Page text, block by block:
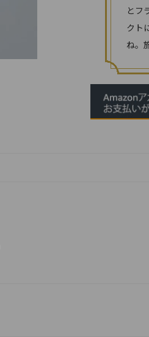
とフ
クト
ね。